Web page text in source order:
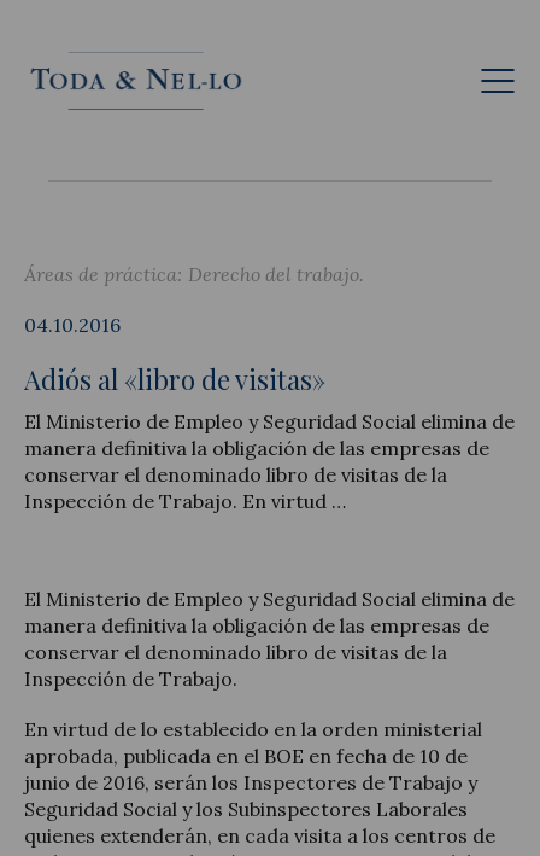
Esp
Actualidad jurídica
Notícias y artículos
Áreas de práctica: Derecho del trabajo
04.10.2016
Adiós al «libro de visitas»
El Ministerio de Empleo y Seguridad Social elimina de
manera definitiva la obligación de las empresas de
conservar el denominado libro de visitas de la
Inspección de Trabajo. En virtud …
El Ministerio de Empleo y Seguridad Social elimina de
manera definitiva la obligación de las empresas de
conservar el denominado libro de visitas de la
Inspección de Trabajo.
En virtud de lo establecido en la orden ministerial
aprobada, publicada en el BOE en fecha de 10 de
junio de 2016, serán los Inspectores de Trabajo y
Seguridad Social y los Subinspectores Laborales
quienes extenderán, en cada visita a los centros de